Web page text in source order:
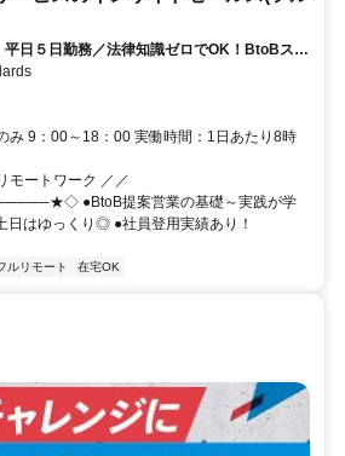
平日５日勤務／法律知識ゼロでOK！BtoBスキ
み 9：00～18：00 実働時間：1日あたり8時
モートワーク ／／
●BtoB提案営業の基礎～実践が学
日はゆっくり◎ ●社員登用実績あり！
ルリモート 在宅OK